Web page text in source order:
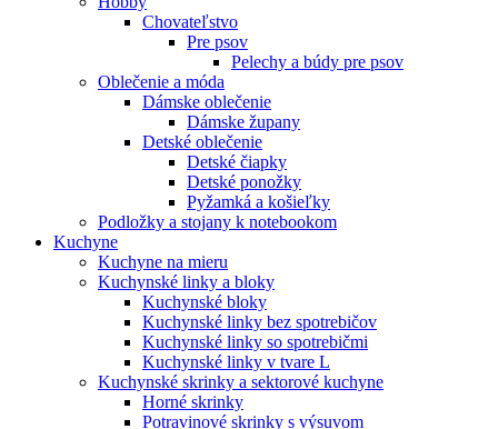
Chovateľstvo
Pre psov
Pelechy a búdy pre psov
Oblečenie a móda
Dámske oblečenie
Dámske župany
Detské oblečenie
Detské čiapky
Detské ponožky
Pyžamká a košieľky
Podložky a stojany k notebookom
Kuchyne
Kuchyne na mieru
Kuchynské linky a bloky
Kuchynské bloky
Kuchynské linky bez spotrebičov
Kuchynské linky so spotrebičmi
Kuchynské linky v tvare L
Kuchynské skrinky a sektorové kuchyne
Horné skrinky
Potravinové skrinky s výsuvom